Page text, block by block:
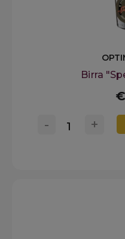
Birra
+
-